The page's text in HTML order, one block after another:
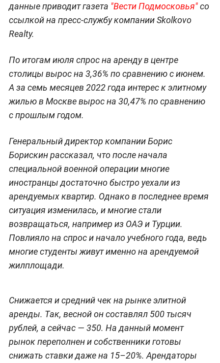
данные приводит газета "Вести Подмосковья"со
ссылкой на пресс-службу компании Skolkovo
Realty.
По итогам июля спрос на аренду в центре
столицы вырос на 3,36% по сравнению с июнем.
А за семь месяцев 2022 года интерес к элитному
жилью в Москве вырос на 30,47% по сравнению
с прошлым годом.
Генеральный директор компании Борис
Борискин рассказал, что после начала
специальной военной операции многие
иностранцы достаточно быстро уехали из
арендуемых квартир. Однако в последнее время
ситуация изменилась, и многие стали
возвращаться, например из ОАЭ и Турции.
Повлияло на спрос и начало учебного года, ведь
многие студенты живут именно на арендуемой
жилплощади.
Снижается и средний чек на рынке элитной
аренды. Так, весной он составлял 500 тысяч
рублей, а сейчас — 350. На данный момент
рынок переполнен и собственники готовы
снижать ставки даже на 15–20%. Арендаторы